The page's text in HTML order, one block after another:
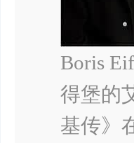
Boris
得堡的
基传》